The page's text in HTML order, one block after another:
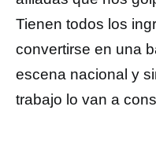
Tienen todos los
convertirse en una
escena nacional y
trabajo lo van a